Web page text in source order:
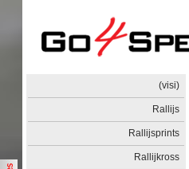
(visi)
Rallijs
Rallijsprints
Rallijkross